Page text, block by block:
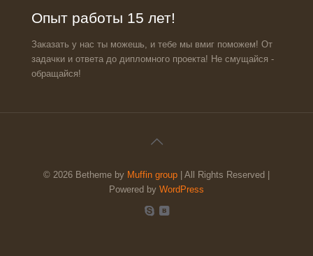
Опыт работы 15 лет!
Заказать у нас ты можешь, и тебе мы вмиг поможем! От
задачки и ответа до дипломного проекта! Не смущайся -
обращайся!
© 2026 Betheme by Muffin group | All Rights Reserved |
Powered by WordPress